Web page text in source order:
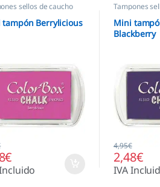
sellos de caucho
tampón Berrylicious
€
Tampones
Mini
Blackberry
2,48€
4,95€
IVA